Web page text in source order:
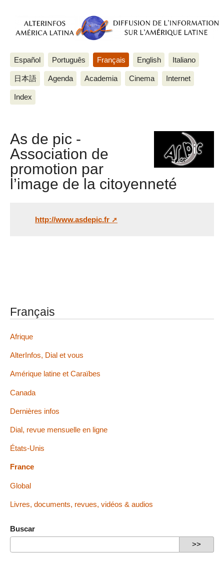
Español Português Français English Italiano
日本語 Agenda Academia Cinema Internet
Index
As de pic -
Association de
promotion par
l’image de la citoyenneté
http://www.asdepic.fr
Français
Afrique
AlterInfos, Dial et vous
Amérique latine et Caraïbes
Canada
Dernières infos
Dial, revue mensuelle en ligne
États-Unis
France
Global
Livres, documents, revues, vidéos & audios
Buscar